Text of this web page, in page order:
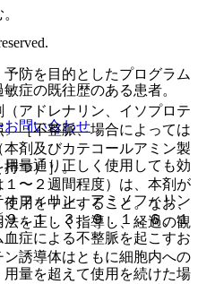
アドレナリン、イソプロテ
［不整脈、場合によっては
剤及びカテコールアミン製
持つ）］。
フィリン、アミノフィリン
．１．３、９．１．６、１
症による不整脈を起こすお
誘導体はともに細胞内への
症の既往歴のある患者。
量通り正しく使用しても効
〜２週間程度）は、本剤が
用を中止すること。なお、
を正しく指導し、経過の観
量を超えて使用を続けた場
防を目的としたプログラム
お問い合わせ